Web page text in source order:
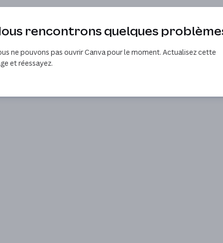
rencontrons quelques
ne pouvons pas ouvrir Canva pour le moment. Actualisez cette
et réessayez.